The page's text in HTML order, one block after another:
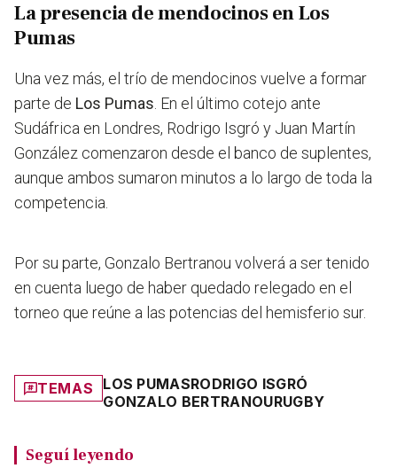
La presencia de mendocinos en Los
Pumas
Una vez más, el trío de mendocinos vuelve a formar
parte de Los Pumas. En el último cotejo ante
Sudáfrica en Londres, Rodrigo Isgró y Juan Martín
González comenzaron desde el banco de suplentes,
aunque ambos sumaron minutos a lo largo de toda la
competencia.
Por su parte, Gonzalo Bertranou volverá a ser tenido
en cuenta luego de haber quedado relegado en el
torneo que reúne a las potencias del hemisferio sur.
TEMAS LOS PUMASRODRIGO ISGRÓ
GONZALO BERTRANOURUGBY
Seguí leyendo